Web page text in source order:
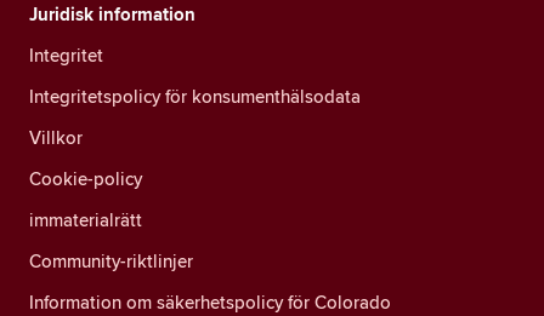
Juridisk information
Integritet
Integritetspolicy för konsumenthälsodata
Villkor
Cookie-policy
immaterialrätt
Community-riktlinjer
Information om säkerhetspolicy för Colorado